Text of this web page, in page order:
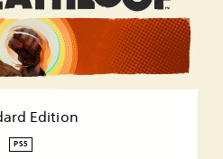
Edition
PS5